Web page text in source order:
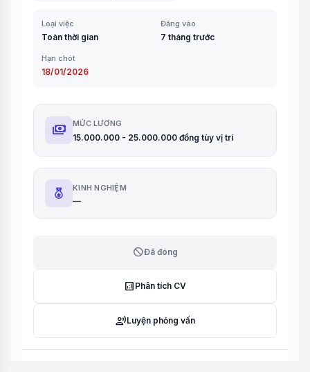
Loại việc
Toàn thời gian
Đăng vào
7 tháng trước
Hạn chót
18/01/2026
payments MỨC LƯƠNG
15.000.000 - 25.000.000 đồng tùy vị trí
KINH NGHIỆM
—
blockĐã đóng
analytics Phân tích CV
record_voice_overLuyện phỏng vấn